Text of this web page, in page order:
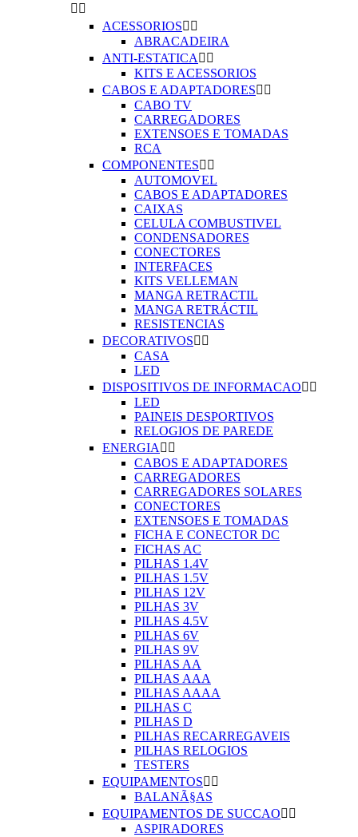
 
ACESSORIOS 
ABRACADEIRA
ANTI-ESTATICA  
KITS E ACESSORIOS
CABOS E ADAPTADORES 
CABO TV
CARREGADORES
EXTENSOES E TOMADAS
RCA
COMPONENTES 
AUTOMOVEL
CABOS E ADAPTADORES
CAIXAS
CELULA COMBUSTIVEL
CONDENSADORES
CONECTORES
INTERFACES
KITS VELLEMAN
MANGA RETRACTIL
MANGA RETRÁCTIL
RESISTENCIAS
DECORATIVOS 
CASA
LED
DISPOSITIVOS DE INFORMACAO 
LED
PAINEIS DESPORTIVOS
RELOGIOS DE PAREDE
ENERGIA  
CABOS E ADAPTADORES
CARREGADORES
CARREGADORES SOLARES
CONECTORES
EXTENSOES E TOMADAS
FICHA E CONECTOR DC
FICHAS AC
PILHAS 1.4V
PILHAS 1.5V
PILHAS 12V
PILHAS 3V
PILHAS 4.5V
PILHAS 6V
PILHAS 9V
PILHAS AA
PILHAS AAA
PILHAS AAAA
PILHAS C
PILHAS D
PILHAS RECARREGAVEIS
PILHAS RELOGIOS
TESTERS
EQUIPAMENTOS 
BALANÃ§AS
EQUIPAMENTOS DE SUCCAO 
ASPIRADORES